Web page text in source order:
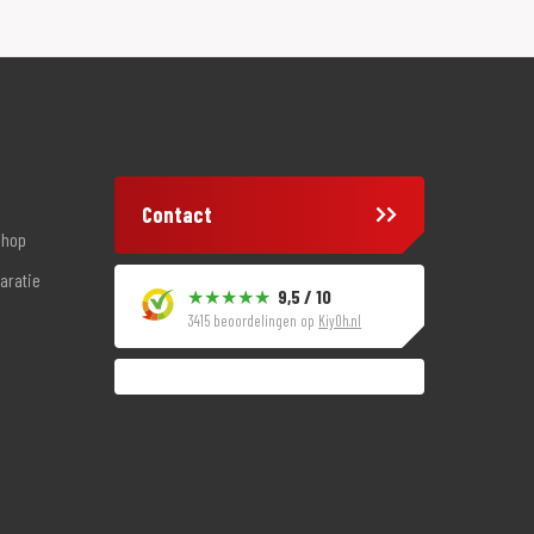
Contact
9,5 / 10
3415 beoordelingen op KiyOh.nl